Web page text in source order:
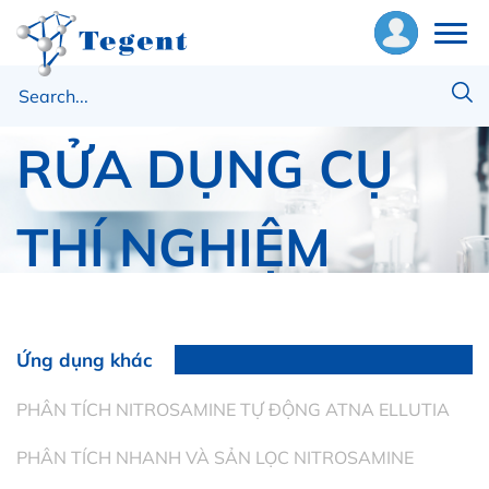
ĐỘ SẠCH MÁY
RỬA DỤNG CỤ
THÍ NGHIỆM
Ứng dụng khác
PHÂN TÍCH NITROSAMINE TỰ ĐỘNG ATNA ELLUTIA
PHÂN TÍCH NHANH VÀ SẢN LỌC NITROSAMINE